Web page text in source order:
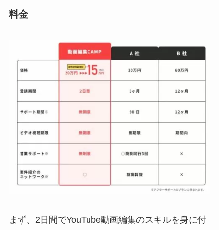
料金
まず、2日間でYouTube動画編集のスキルを身に付